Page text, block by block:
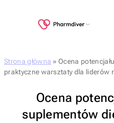
Strona główna »Ocena
praktyczne warsztaty dla liderów
Ocena
suplementów